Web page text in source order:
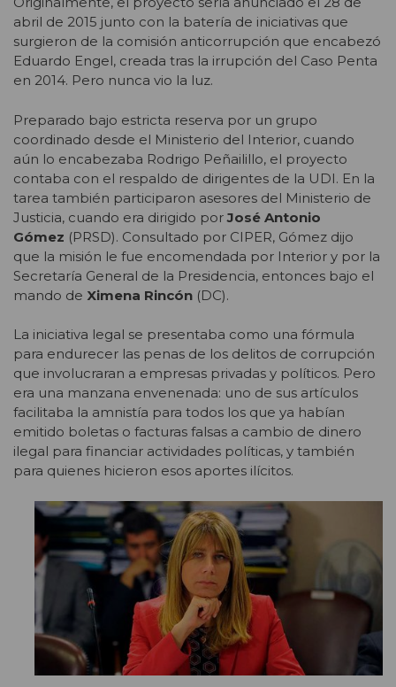
abril de 2015 junto con la batería de iniciativas que
surgieron de la comisión anticorrupción que encabezó
Eduardo Engel, creada tras la irrupción del Caso Penta
en 2014. Pero nunca vio la luz.
Preparado bajo estricta reserva por un grupo
coordinado desde el Ministerio del Interior, cuando
aún lo encabezaba Rodrigo Peñailillo, el proyecto
contaba con el respaldo de dirigentes de la UDI. En la
tarea también participaron asesores del Ministerio de
Justicia, cuando era dirigido porJosé Antonio
Gómez (PRSD). Consultado por CIPER, Gómez dijo
que la misión le fue encomendada por Interior y por la
Secretaría General de la Presidencia, entonces bajo el
mando de Ximena Rincón (DC).
La iniciativa legal se presentaba como una fórmula
para endurecer las penas de los delitos de corrupción
que involucraran a empresas privadas y políticos. Pero
era una manzana envenenada: uno de sus artículos
facilitaba la amnistía para todos los que ya habían
emitido boletas o facturas falsas a cambio de dinero
ilegal para financiar actividades políticas, y también
para quienes hicieron esos aportes ilícitos.